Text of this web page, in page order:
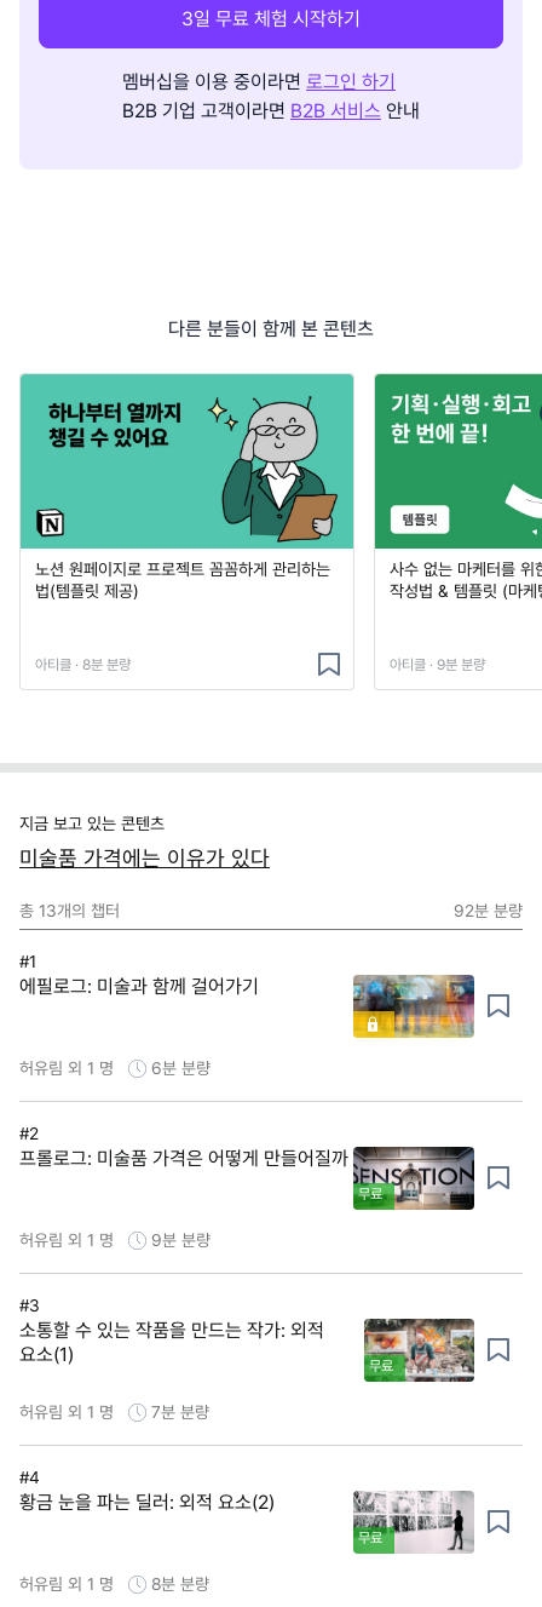
3일 무료 체험 시작하기
멤버십을 이용 중이라면 로그인 하기
B2B 기업 고객이라면 B2B 서비스 안내
다른 분들이 함께 본 콘텐츠
노션 원페이지로 프로젝트 꼼꼼하게 관리하는
법(템플릿 제공)
아티클 · 8분 분량
사수 없는 마케터를 위
작성법 & 템플릿 (마
아티클 · 9분 분량
지금 보고 있는 콘텐츠
미술품 가격에는 이유가 있다
총 13개의 챕터 92분 분량
#1
에필로그: 미술과 함께 걸어가기
허유림 외 1 명 6분 분량
#2
프롤로그: 미술품 가격은 어떻게 만들어질까
무료
허유림 외 1 명 9분 분량
#3
소통할 수 있는 작품을 만드는 작가: 외적
요소(1)
무료
허유림 외 1 명 7분 분량
#4
황금 눈을 파는 딜러: 외적 요소(2)
무료
허유림 외 1 명 8분 분량